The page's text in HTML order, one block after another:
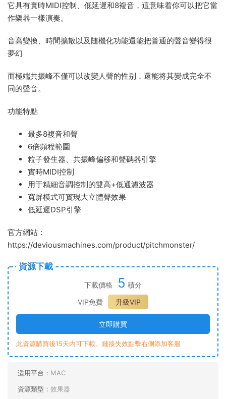
它具有實時MIDI控制、低延遲和8複音，這意味着你可以把它當
作樂器一樣演奏。
音高變換、時間擴散以及随機化功能還能把普通的聲音變得很
夢幻
而極端共振峰不僅可以改變人聲的性别，還能将其變成完全不
同的聲音。
功能特點
最多8複音和聲
6倍頻程範圍
粒子發生器、共振峰偏移和聲碼器引擎
實時MIDI控制
用于精細音調控制的雙高+低通濾波器
寬屏模式可實現大立體聲效果
低延遲DSP引擎
官方網站：
https://deviousmachines.com/product/pitchmonster/
資源下載
下載價格 5 積分
VIP免費
升級VIP
立即購買
此資源購買後15天内可下載。鏈接失效點擊右側添加客服
适用平台： MAC
資源類型： 效果器